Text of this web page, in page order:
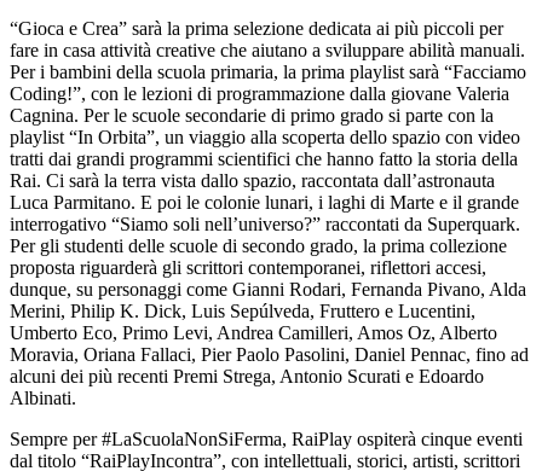
“Gioca e Crea” sarà la prima selezione dedicata ai più piccoli per
fare in casa attività creative che aiutano a sviluppare abilità manuali.
Per i bambini della scuola primaria, la prima playlist sarà “Facciamo
Coding!”, con le lezioni di programmazione dalla giovane Valeria
Cagnina. Per le scuole secondarie di primo grado si parte con la
playlist “In Orbita”, un viaggio alla scoperta dello spazio con video
tratti dai grandi programmi scientifici che hanno fatto la storia della
Rai. Ci sarà la terra vista dallo spazio, raccontata dall’astronauta
Luca Parmitano. E poi le colonie lunari, i laghi di Marte e il grande
interrogativo “Siamo soli nell’universo?” raccontati da Superquark.
Per gli studenti delle scuole di secondo grado, la prima collezione
proposta riguarderà gli scrittori contemporanei, riflettori accesi,
dunque, su personaggi come Gianni Rodari, Fernanda Pivano, Alda
Merini, Philip K. Dick, Luis Sepúlveda, Fruttero e Lucentini,
Umberto Eco, Primo Levi, Andrea Camilleri, Amos Oz, Alberto
Moravia, Oriana Fallaci, Pier Paolo Pasolini, Daniel Pennac, fino ad
alcuni dei più recenti Premi Strega, Antonio Scurati e Edoardo
Albinati.
Sempre per #LaScuolaNonSiFerma, RaiPlay ospiterà cinque eventi
dal titolo “RaiPlayIncontra”, con intellettuali, storici, artisti, scrittori